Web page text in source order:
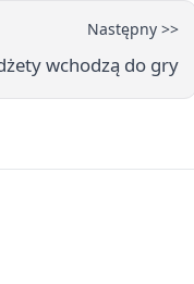
Następny >>
wchodzą do gry